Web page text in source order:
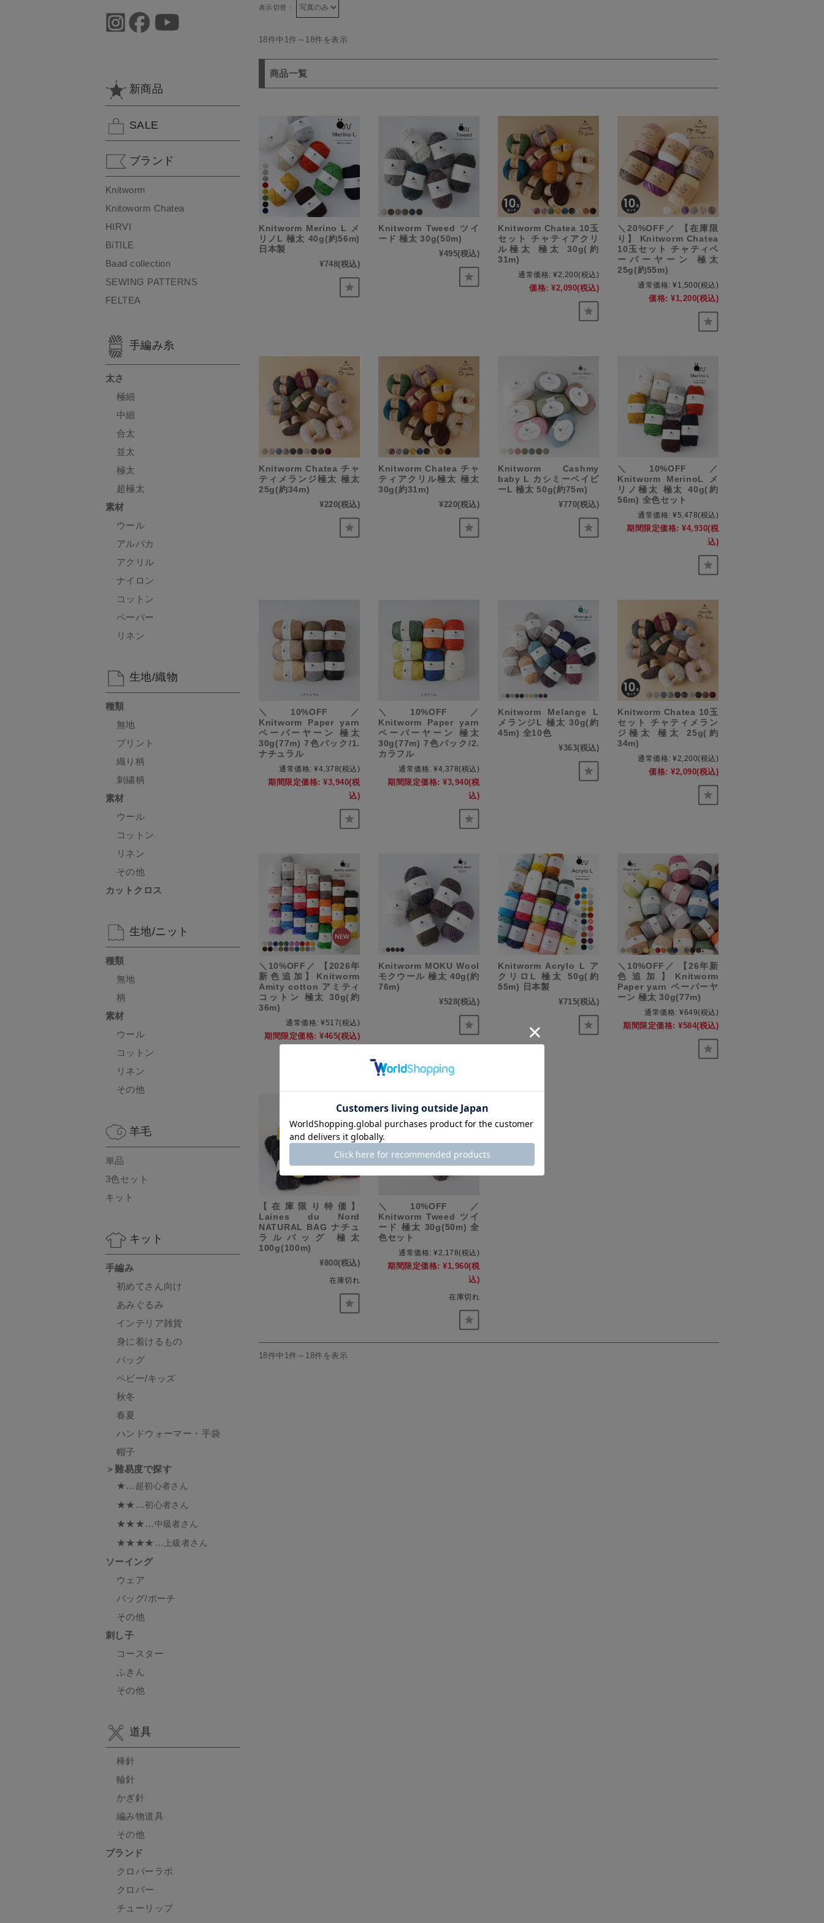
表示切替：
18件中1件～18件を表示
商品一覧
Knitworm Merino L メ
リノL 極太 40g(約56m)
日本製
¥748(税込)
Knitworm Tweed ツイ
ード 極太 30g(50m)
¥495(税込)
Knitworm Chatea 10玉
セット チャティアクリ
ル極太 極太 30g(約
31m)
通常価格: ¥2,200(税込)
価格: ¥2,090(税込)
＼20%OFF／ 【在庫限
り】 Knitworm Chatea
10玉セット チャティペ
ーパーヤーン 極太
25g(約55m)
通常価格: ¥1,500(税込)
価格: ¥1,200(税込)
Knitworm Chatea チャ
ティメランジ極太 極太
25g(約34m)
¥220(税込)
Knitworm Chatea チャ
ティアクリル極太 極太
30g(約31m)
¥220(税込)
Knitworm Cashmy
baby L カシミーベイビ
ーL 極太 50g(約75m)
¥770(税込)
＼10%OFF／
Knitworm MerinoL メ
リノ極太 極太 40g(約
56m) 全色セット
通常価格: ¥5,478(税込)
期間限定価格: ¥4,930(税
込)
＼10%OFF／
Knitworm Paper yarn
ペーパーヤーン 極太
30g(77m) 7色パック/1.
ナチュラル
通常価格: ¥4,378(税込)
期間限定価格: ¥3,940(税
込)
＼10%OFF／
Knitworm Paper yarn
ペーパーヤーン 極太
30g(77m) 7色パック/2.
カラフル
通常価格: ¥4,378(税込)
期間限定価格: ¥3,940(税
込)
Knitworm Melange L
メランジL 極太 30g(約
45m) 全10色
¥363(税込)
Knitworm Chatea 10玉
セット チャティメラン
ジ極太 極太 25g(約
34m)
通常価格: ¥2,200(税込)
価格: ¥2,090(税込)
＼10%OFF／ 【2026年
新色追加】Knitworm
Amity cotton アミティ
コットン 極太 30g(約
36m)
通常価格: ¥517(税込)
期間限定価格: ¥465(税込)
Knitworm MOKU Wool
モクウール 極太 40g(約
76m)
¥528(税込)
Knitworm Acrylo L ア
クリロL 極太 50g(約
55m) 日本製
¥715(税込)
＼10%OFF／ 【26年新
色追加】Knitworm
Paper yarn ペーパーヤ
ーン 極太 30g(77m)
通常価格: ¥649(税込)
期間限定価格: ¥584(税込)
【在庫限り特価】
Laines du Nord
NATURAL BAG ナチュ
ラルバッグ 極太
100g(100m)
¥800(税込)
在庫切れ
＼10%OFF／
Knitworm Tweed ツイ
ード 極太 30g(50m) 全
色セット
通常価格: ¥2,178(税込)
期間限定価格: ¥1,960(税
込)
在庫切れ
18件中1件～18件を表示
新商品
SALE
ブランド
Knitworm
Knitoworm Chatea
HIRVI
BiTILE
Baad collection
SEWING PATTERNS
FELTEA
手編み糸
太さ
極細
中細
合太
並太
極太
超極太
素材
ウール
アルパカ
アクリル
ナイロン
コットン
ペーパー
リネン
生地/織物
種類
無地
プリント
織り柄
刺繍柄
素材
ウール
コットン
リネン
その他
カットクロス
生地/ニット
種類
無地
柄
素材
ウール
コットン
リネン
その他
羊毛
単品
3色セット
キット
キット
手編み
初めてさん向け
あみぐるみ
インテリア雑貨
身に着けるもの
バッグ
ベビー/キッズ
秋冬
春夏
ハンドウォーマー・手袋
帽子
＞難易度で探す
★… 超初心者さん
★★…初心者さん
★★★… 中級者さん
★★★★… 上級者さん
ソーイング
ウェア
バッグ/ポーチ
その他
刺し子
コースター
ふきん
その他
道具
棒針
輪針
かぎ針
編み物道具
その他
ブランド
クロバーラボ
クロバー
チューリップ